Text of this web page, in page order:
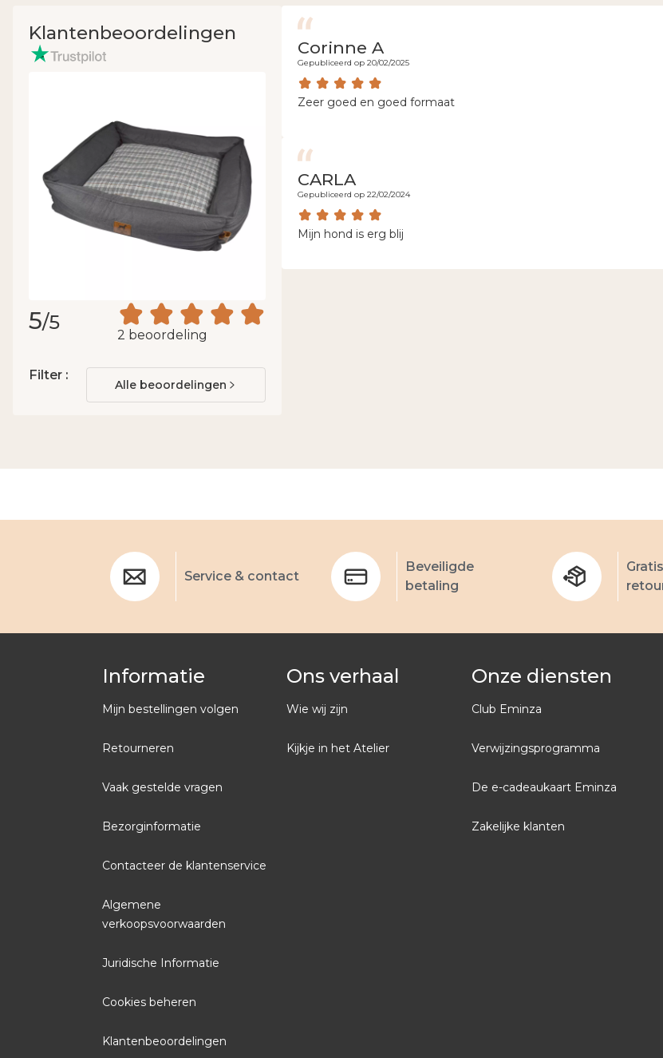
Klantenbeoordelingen
5/5
2 beoordeling
Filter :
Alle beoordelingen
Corinne A
Gepubliceerd op 20/02/2025
Zeer goed en goed formaat
CARLA
Gepubliceerd op 22/02/2024
Mijn hond is erg blij
Service & contact
Beveiligde
betaling
Gratis
Informatie
Mijn bestellingen volgen
Retourneren
Vaak gestelde vragen
Bezorginformatie
Contacteer de klantenservice
Algemene
verkoopsvoorwaarden
Juridische Informatie
Cookies beheren
Klantenbeoordelingen
Ons verhaal
Wie wij zijn
Kijkje in het Atelier
Onze diensten
Club Eminza
Verwijzingsprogramma
De e-cadeaukaart Eminza
Zakelijke klanten